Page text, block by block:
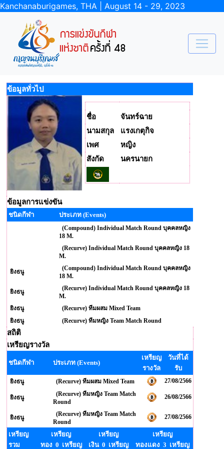
Kanchanaburigames, THA | August 14 - 29, 2023
ข้อมูลทั่วไป
ชื่อ
จันทร์ฉาย
นามสกุล
แรงเกตุกิจ
เพศ
หญิง
สังกัด
นครนายก
ข้อมูลการแข่งขัน
ชนิดกีฬา ประเภท (Events)
(Compound) Individual Match Round บุคคลหญิง
18 M.
(Recurve) Individual Match Round บุคคลหญิง 18
M.
ยิงธนู
(Compound) Individual Match Round บุคคลหญิง
18 M.
ยิงธนู
(Recurve) Individual Match Round บุคคลหญิง 18
M.
ยิงธนู
(Recurve) ทีมผสม Mixed Team
ยิงธนู
(Recurve) ทีมหญิง Team Match Round
สถิติ
เหรียญรางวัล
ชนิดกีฬา ประเภท (Events)
เหรียญ
รางวัล
วันที่ได้
รับ
ยิงธนู (Recurve) ทีมผสม Mixed Team 27/08/2566
ยิงธนู
(Recurve) ทีมหญิง Team Match
Round
26/08/2566
ยิงธนู
(Recurve) ทีมหญิง Team Match
Round
27/08/2566
เหรียญ
รวม
เหรียญ
ทอง 0 เหรียญ
เหรียญ
เงิน 0 เหรียญ
เหรียญ
ทองแดง 3 เหรียญ